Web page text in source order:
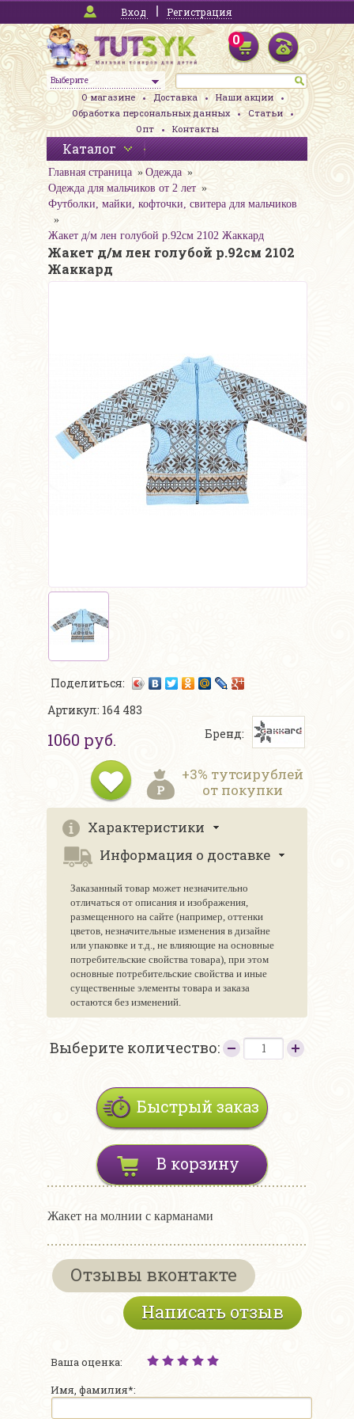
Вход Регистрация
Выберите
0
О магазине Доставка
Наши акции
Обработка персональных данных
Статьи
Опт
Контакты
Каталог
Главная страница
Одежда
Одежда для мальчиков от 2 лет
Футболки, майки, кофточки, свитера для мальчиков
Жакет д/м лен голубой р.92см 2102 Жаккард
Жакет д/м лен голубой р.92см 2102
Жаккард
Поделиться:
Артикул: 164 483
1060 руб. Бренд:
+3% тутсирублей
от покупки
Характеристики
Информация о доставке
Заказанный товар может незначительно
отличаться от описания и изображения,
размещенного на сайте (например, оттенки
цветов, незначительные изменения в дизайне
или упаковке и т.д., не влияющие на основные
потребительские свойства товара), при этом
основные потребительские свойства и иные
существенные элементы товара и заказа
остаются без изменений.
Выберите количество:
Быстрый заказ
В корзину
Жакет на молнии с карманами
Отзывы вконтакте
Написать отзыв
Ваша оценка:
Имя, фамилия*: